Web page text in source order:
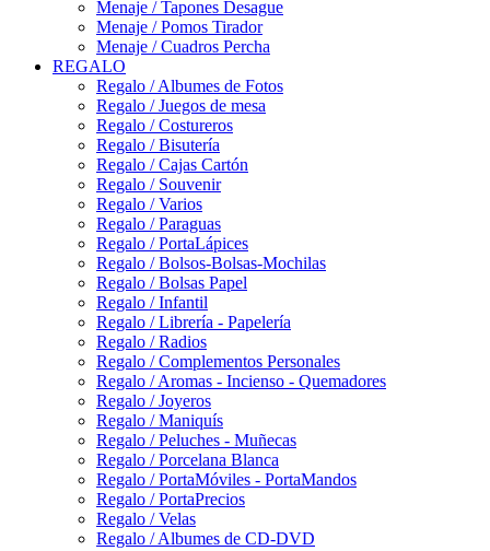
Menaje / Tapones Desague
Menaje / Pomos Tirador
Menaje / Cuadros Percha
REGALO
Regalo / Albumes de Fotos
Regalo / Juegos de mesa
Regalo / Costureros
Regalo / Bisutería
Regalo / Cajas Cartón
Regalo / Souvenir
Regalo / Varios
Regalo / Paraguas
Regalo / PortaLápices
Regalo / Bolsos-Bolsas-Mochilas
Regalo / Bolsas Papel
Regalo / Infantil
Regalo / Librería - Papelería
Regalo / Radios
Regalo / Complementos Personales
Regalo / Aromas - Incienso - Quemadores
Regalo / Joyeros
Regalo / Maniquís
Regalo / Peluches - Muñecas
Regalo / Porcelana Blanca
Regalo / PortaMóviles - PortaMandos
Regalo / PortaPrecios
Regalo / Velas
Regalo / Albumes de CD-DVD